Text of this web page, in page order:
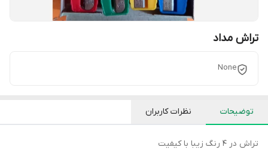
تراش مداد
None
توضیحات نظرات کاربران
تراش در 4 رنگ زیبا با کیفیت